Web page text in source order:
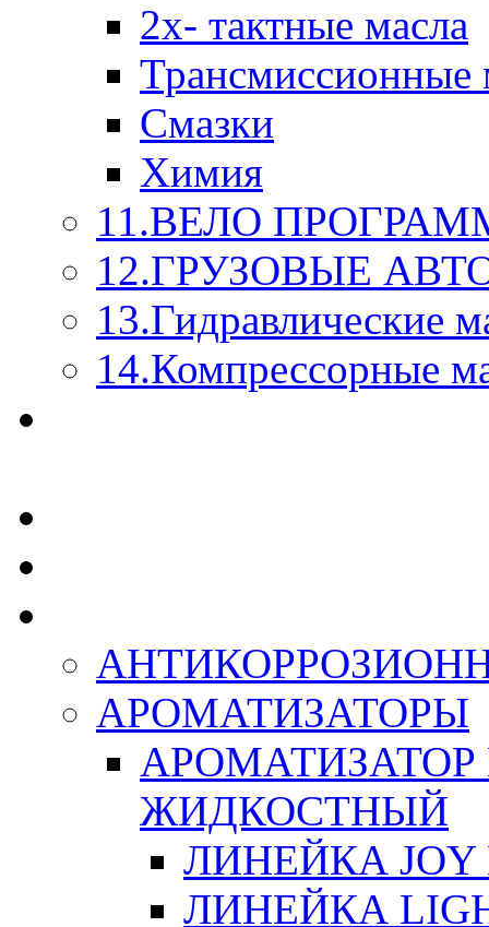
2х- тактные масла
Трансмиссионные
Смазки
Химия
11.ВЕЛО
12.ГРУЗОВЫЕ
13.Гидравлические
14.Компрессорные
АРОМАТИЗАТОРЫ
ЖИДКОСТНЫЙ
ЛИНЕЙКА JOY
ЛИНЕЙКА